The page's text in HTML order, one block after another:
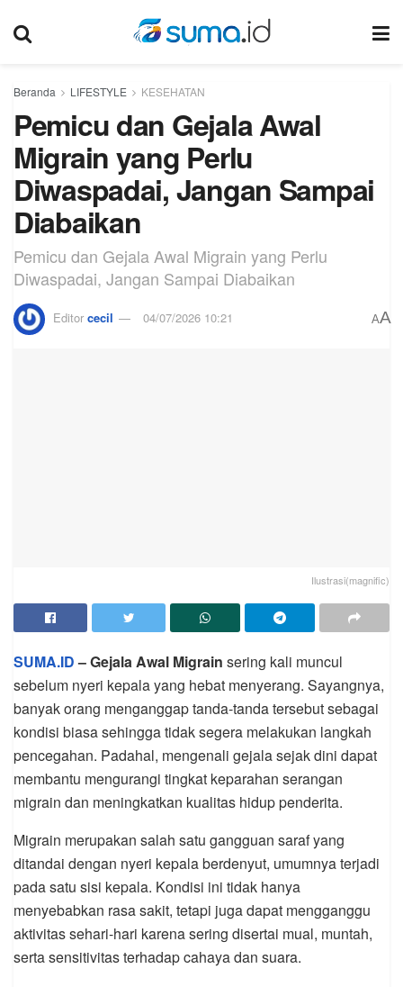
Beranda LIFESTYLE KESEHATAN
Pemicu dan Gejala Awal
Migrain yang Perlu
Diwaspadai, Jangan Sampai
Diabaikan
Pemicu dan Gejala Awal Migrain yang Perlu
Diwaspadai, Jangan Sampai Diabaikan
Editor cecil 04/07/2026 10:21 AA
Ilustrasi(magnific)
SUMA.ID– Gejala Awal Migrain sering kali muncul
sebelum nyeri kepala yang hebat menyerang. Sayangnya,
banyak orang menganggap tanda-tanda tersebut sebagai
kondisi biasa sehingga tidak segera melakukan langkah
pencegahan. Padahal, mengenali gejala sejak dini dapat
membantu mengurangi tingkat keparahan serangan
migrain dan meningkatkan kualitas hidup penderita.
Migrain merupakan salah satu gangguan saraf yang
ditandai dengan nyeri kepala berdenyut, umumnya terjadi
pada satu sisi kepala. Kondisi ini tidak hanya
menyebabkan rasa sakit, tetapi juga dapat mengganggu
aktivitas sehari-hari karena sering disertai mual, muntah,
serta sensitivitas terhadap cahaya dan suara.